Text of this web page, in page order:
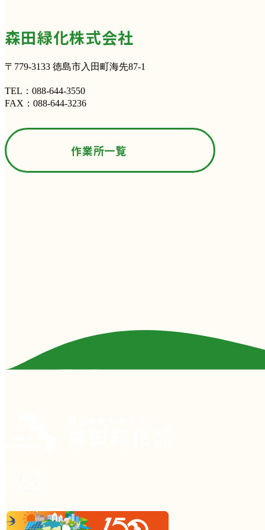
森田緑化株式会社
〒779-3133 徳島市入田町海先87-1
TEL： 088-644-3550
FAX：088-644-3236
作業所一覧